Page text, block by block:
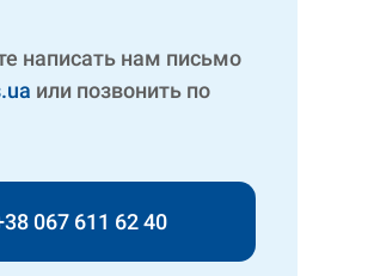
написать нам письмо
или позвонить по
067 611 62 40